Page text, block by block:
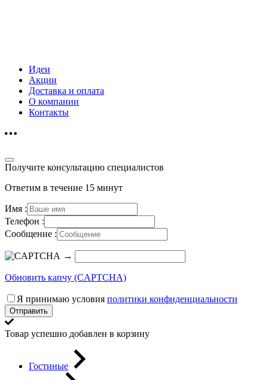
Идеи
Акции
Доставка и оплата
О компании
Контакты
Получите консультацию специалистов
Ответим в течение 15 минут
Имя :
Телефон :
Сообщение :
→
Обновить капчу (CAPTCHA)
Я принимаю условия политики конфиденциальности
Отправить
Товар успешно добавлен в корзину
Гостиные